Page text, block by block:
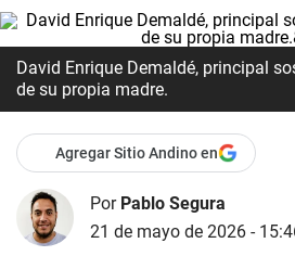
David Enrique Demaldé, principal
de su propia madre.
Agregar Sitio Andino en
Por Pablo Segura
21 de mayo de 2026 -